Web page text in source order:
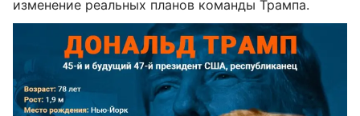
изменение реальных планов команды Трампа.